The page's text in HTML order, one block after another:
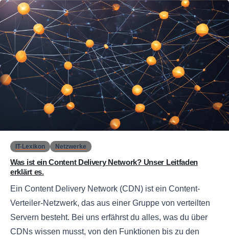
0
IT-Lexikon Netzwerke
Was ist ein Content Delivery Network? Unser Leitfaden
erklärt es.
Ein Content Delivery Network (CDN) ist ein Content-
Verteiler-Netzwerk, das aus einer Gruppe von verteilten
Servern besteht. Bei uns erfährst du alles, was du über
CDNs wissen musst, von den Funktionen bis zu den